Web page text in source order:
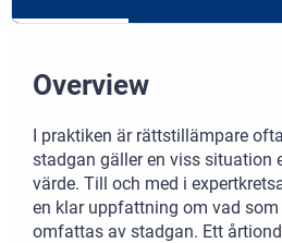
Overview
I praktiken är rättstillämpare
stadgan gäller en viss situation
värde. Till och med i
en klar uppfattning om vad
omfattas av stadgan. Ett